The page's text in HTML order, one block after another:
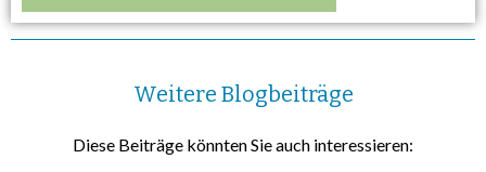
Weitere Blogbeiträge
Diese Beiträge könnten Sie auch interessieren: